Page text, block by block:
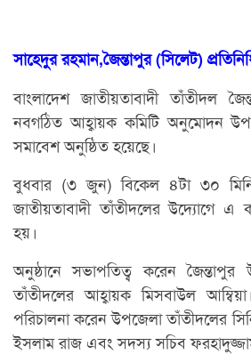
সাহেদুর রহমান,জৈন্তাপুর (সিলেট)
বাংলাদেশ জাতীয়তাবাদী তাঁতীদল
নবগঠিত আহ্বায়ক কমিটি অনুমোদন
সমাবেশ অনুষ্ঠিত হয়েছে।
বুধবার (৩ জুন) বিকেল ৪টা ৩০
জাতীয়তাবাদী তাঁতীদলের উদ্যোগে
হয়।
অনুষ্ঠানে সভাপতিত্ব করেন জৈন্তাপুর
তাঁতীদলের আহ্বায়ক মিসবাউল
পরিচালনা করেন উপজেলা তাঁতীদলের
ইসলাম রাজ এবং সদস্য সচিব